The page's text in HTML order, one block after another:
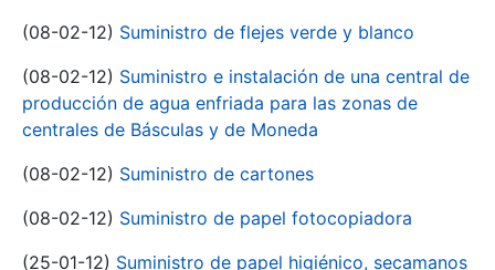
(08-02-12) Suministro de flejes verde y blanco
(08-02-12) Suministro e instalación de una central de
producción de agua enfriada para las zonas de
centrales de Básculas y de Moneda
(08-02-12) Suministro de cartones
(08-02-12) Suministro de papel fotocopiadora
(25-01-12) Suministro de papel higiénico, secamanos